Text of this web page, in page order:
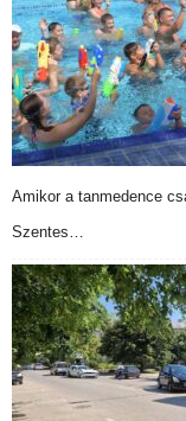
Amikor a tanmedence
Szentes…